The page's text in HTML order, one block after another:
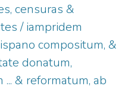
censuras &
/ iampridem
compositum, &
donatum,
& reformatum, ab